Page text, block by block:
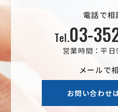
電話で相
Tel.03-
営業時間：平
メールで
お問い合わせ